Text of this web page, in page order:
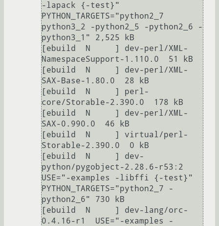
-lapack {-test}"
PYTHON_TARGETS="python2_7
python3_2 -python2_5 -python2_6 -
python3_1" 2,525 kB
[ebuild  N     ] dev-perl/XML-
NamespaceSupport-1.110.0  51 kB
[ebuild  N     ] dev-perl/XML-
SAX-Base-1.80.0  28 kB
[ebuild  N     ] perl-
core/Storable-2.390.0  178 kB
[ebuild  N     ] dev-perl/XML-
SAX-0.990.0  46 kB
[ebuild  N     ] virtual/perl-
Storable-2.390.0  0 kB
[ebuild  N     ] dev-
python/pygobject-2.28.6-r53:2
USE="-examples -libffi {-test}"
PYTHON_TARGETS="python2_7 -
python2_6" 730 kB
[ebuild  N     ] dev-lang/orc-
0.4.16-r1  USE="-examples -